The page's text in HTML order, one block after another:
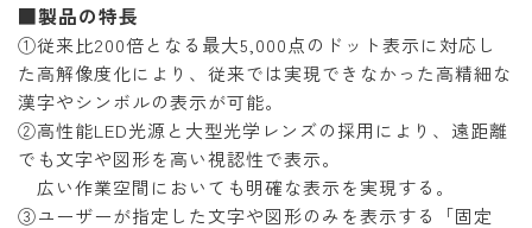
■製品の特長
①従来比200倍となる最大5,000点のドット表示に対応し
た高解像度化により、従来では実現できなかった高精細な
漢字やシンボルの表示が可能。
②高性能LED光源と大型光学レンズの採用により、遠距離
でも文字や図形を高い視認性で表示。
広い作業空間においても明確な表示を実現する。
③ユーザーが指定した文字や図形のみを表示する「固定